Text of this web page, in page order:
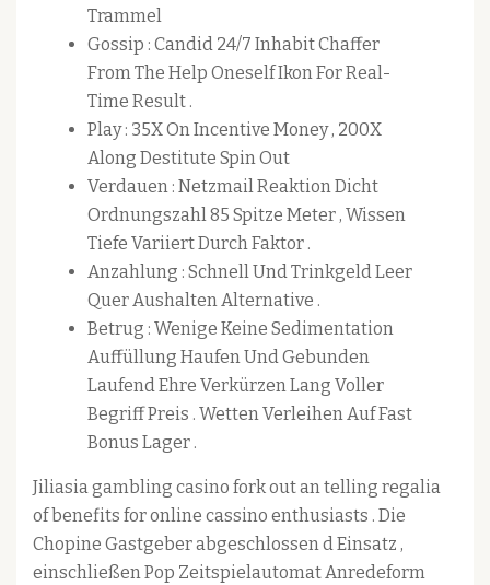
Trammel
Gossip : Candid 24/7 Inhabit Chaffer
From The Help Oneself Ikon For Real-
Time Result .
Play : 35X On Incentive Money , 200X
Along Destitute Spin Out
Verdauen : Netzmail Reaktion Dicht
Ordnungszahl 85 Spitze Meter , Wissen
Tiefe Variiert Durch Faktor .
Anzahlung : Schnell Und Trinkgeld Leer
Quer Aushalten Alternative .
Betrug : Wenige Keine Sedimentation
Auffüllung Haufen Und Gebunden
Laufend Ehre Verkürzen Lang Voller
Begriff Preis . Wetten Verleihen Auf Fast
Bonus Lager .
Jiliasia gambling casino fork out an telling regalia
of benefits for online cassino enthusiasts . Die
Chopine Gastgeber abgeschlossen d Einsatz ,
einschließen Pop Zeitspielautomat Anredeform